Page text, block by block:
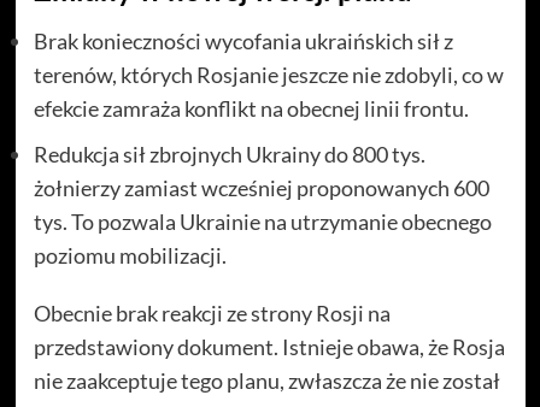
Brak konieczności wycofania ukraińskich sił z
terenów, których Rosjanie jeszcze nie zdobyli, co w
efekcie zamraża konflikt na obecnej linii frontu.
Redukcja sił zbrojnych Ukrainy do 800 tys.
żołnierzy zamiast wcześniej proponowanych 600
tys. To pozwala Ukrainie na utrzymanie obecnego
poziomu mobilizacji.
Obecnie brak reakcji ze strony Rosji na
przedstawiony dokument. Istnieje obawa, że Rosja
nie zaakceptuje tego planu, zwłaszcza że nie został